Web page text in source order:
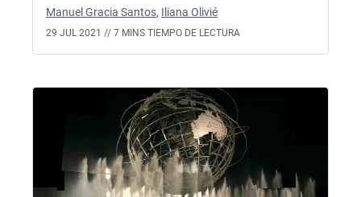
Manuel Gracia Santos, Iliana Olivié
29 JUL 2021 // 7 MINS TIEMPO DE LECTURA